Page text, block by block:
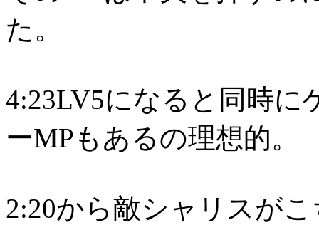
た。
4:23LV5になると同時
ーMPもあるの理想的。
2:20から敵シャリスが